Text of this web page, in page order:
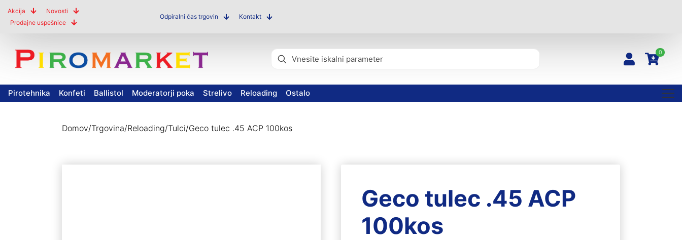
Akcija
Novosti
Prodajne uspešnice
Odpiralni čas trgovin Kontakt
0
Pirotehnika Konfeti Ballistol Moderatorji poka Strelivo Reloading Ostalo
Domov/Trgovina/Reloading/Tulci/Geco tulec .45 ACP 100kos
Geco tulec .45 ACP
100kos